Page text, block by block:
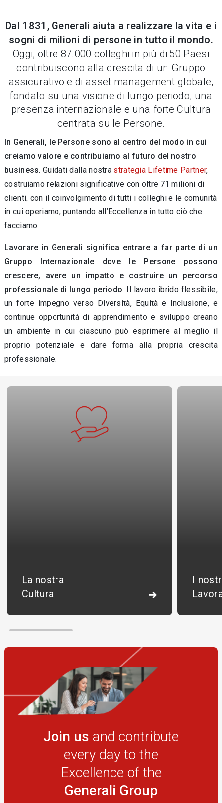
Dal 1831, Generali aiuta a realizzare la vita e i
sogni di milioni di persone in tutto il mondo.
Oggi, oltre 87.000 colleghi in più di 50 Paesi
contribuiscono alla crescita di un Gruppo
assicurativo e di asset management globale,
fondato su una visione di lungo periodo, una
presenza internazionale e una forte Cultura
centrata sulle Persone.
In Generali, le Persone sono al centro del modo in cui
creiamo valore e contribuiamo al futuro del nostro
business. Guidati dalla nostra strategia Lifetime Partner,
costruiamo relazioni significative con oltre 71 milioni di
clienti, con il coinvolgimento di tutti i colleghi e le comunità
in cui operiamo, puntando all’Eccellenza in tutto ciò che
facciamo.
Lavorare in Generali significa entrare a far parte di un
Gruppo Internazionale dove le Persone possono
crescere, avere un impatto e costruire un percorso
professionale di lungo periodo. Il lavoro ibrido flessibile,
un forte impegno verso Diversità, Equità e Inclusione, e
continue opportunità di apprendimento e sviluppo creano
un ambiente in cui ciascuno può esprimere al meglio il
proprio potenziale e dare forma alla propria crescita
professionale.
La nostra
Cultura
I
Join us and contribute
every day t​​​​o the
Excellence of the
Generali Group